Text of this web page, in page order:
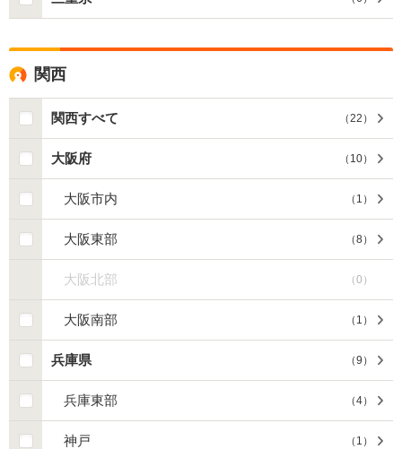
関西
関西すべて （22 ）
大阪府 （ 10）
大阪市内 （ 1 ）
大阪東部 （8）
大阪北部 （0 ）
大阪南部 （ 1 ）
兵庫県 （9 ）
兵庫東部 （4）
神戸 （ 1 ）